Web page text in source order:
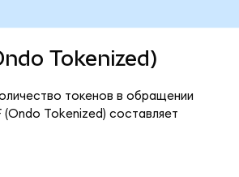
Tokenized)
токенов в обращении
(Ondo Tokenized) составляет